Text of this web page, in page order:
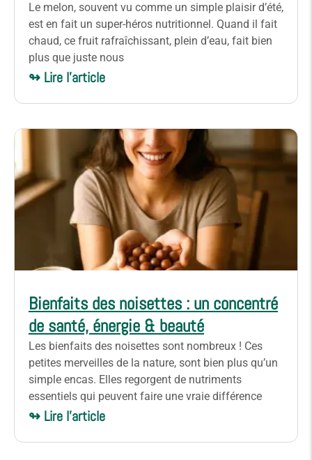
Le melon, souvent vu comme un simple plaisir d’été,
est en fait un super-héros nutritionnel. Quand il fait
chaud, ce fruit rafraîchissant, plein d’eau, fait bien
plus que juste nous
↬ Lire l'article
Bienfaits des noisettes : un concentré
de santé, énergie & beauté
Les bienfaits des noisettes sont nombreux ! Ces
petites merveilles de la nature, sont bien plus qu’un
simple encas. Elles regorgent de nutriments
essentiels qui peuvent faire une vraie différence
↬ Lire l'article